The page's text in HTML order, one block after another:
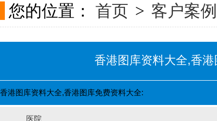
您的位置： 首页 > 客户案例
香港图库资料大全,香
香港图库资料大全,香港图库免费资料大全:
客户案例
医院